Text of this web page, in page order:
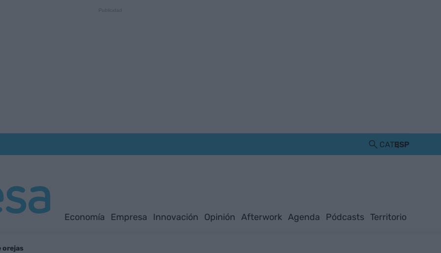
CATESP
Economía Empresa Innovación Opinión Afterwork Agenda Pódcasts Territorio
orejas